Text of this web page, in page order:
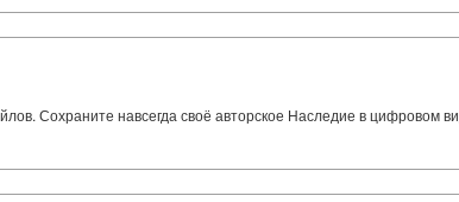
Сохраните навсегда своё авторское Наследие в цифровом